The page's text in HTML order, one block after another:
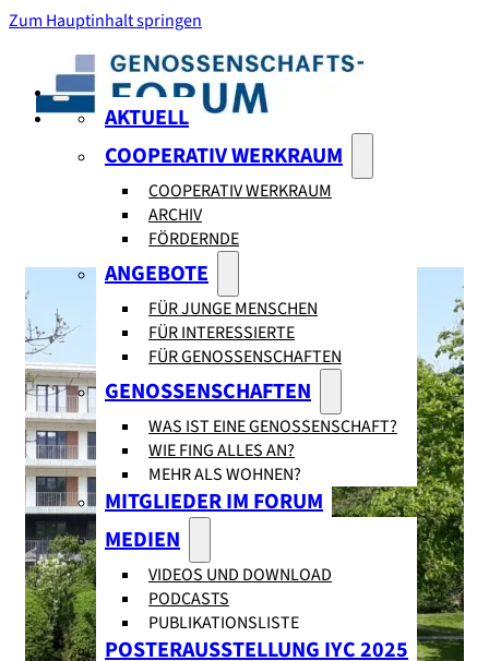
Zum Hauptinhalt springen
AKTUELL
COOPERATIV WERKRAUM
COOPERATIV WERKRAUM
ARCHIV
FÖRDERNDE
ANGEBOTE
FÜR JUNGE MENSCHEN
FÜR INTERESSIERTE
FÜR GENOSSENSCHAFTEN
GENOSSENSCHAFTEN
WAS IST EINE GENOSSENSCHAFT?
WIE FING ALLES AN?
MEHR ALS WOHNEN?
MITGLIEDER IM FORUM
MEDIEN
VIDEOS UND DOWNLOAD
PODCASTS
PUBLIKATIONSLISTE
POSTERAUSSTELLUNG IYC 2025